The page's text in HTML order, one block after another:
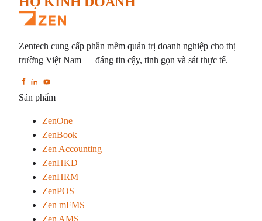
Zentech cung cấp phần mềm quản trị doanh nghiệp cho thị
trường Việt Nam — đáng tin cậy, tinh gọn và sát thực tế.
Sản phẩm
ZenOne
ZenBook
Zen Accounting
ZenHKD
ZenHRM
ZenPOS
Zen mFMS